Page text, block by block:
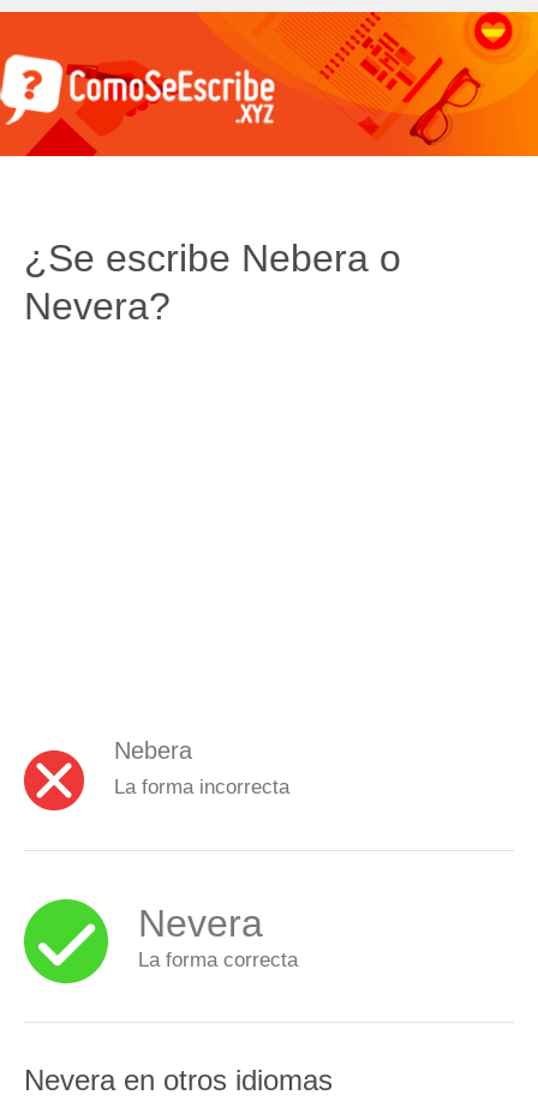
¿Se escribe Nebera o
Nevera?
Nebera
La forma incorrecta
Nevera
La forma correcta
Nevera en otros idiomas